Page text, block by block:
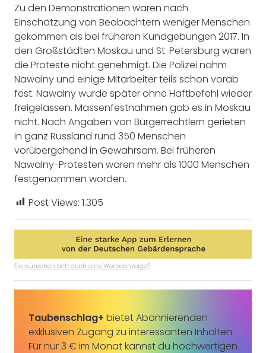
Zu den Demonstrationen waren nach
Einschätzung von Beobachtern weniger Menschen
gekommen als bei früheren Kundgebungen 2017. In
den Großstädten Moskau und St. Petersburg waren
die Proteste nicht genehmigt. Die Polizei nahm
Nawalny und einige Mitarbeiter teils schon vorab
fest. Nawalny wurde später ohne Haftbefehl wieder
freigelassen. Massenfestnahmen gab es in Moskau
nicht. Nach Angaben von Bürgerrechtlern gerieten
in ganz Russland rund 350 Menschen
vorübergehend in Gewahrsam. Bei früheren
Nawalny-Protesten waren mehr als 1000 Menschen
festgenommen worden.
Post Views: 1.305
Sie wünschen sich auch eine Werbeanzeige?
Taubenschlag+ bietet Abonnierenden
exklusiven Zugang zu interessanten Inhalten.
Für nur 3 € im Monat kannst du hochwertigen